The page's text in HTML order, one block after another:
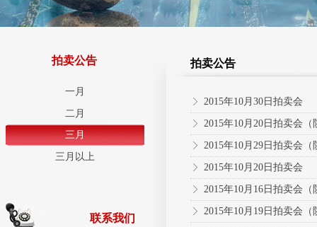
拍卖公告
一月
二月
三月
三月以上
拍卖公告
ꁕ 2015年10月30日拍卖会
ꁕ 2015年10月20日拍卖会（
ꁕ 2015年10月29日拍卖会（
ꁕ 2015年10月20日拍卖会
ꁕ 2015年10月16日拍卖会（
ꁕ 2015年10月19日拍卖会（
联系我们